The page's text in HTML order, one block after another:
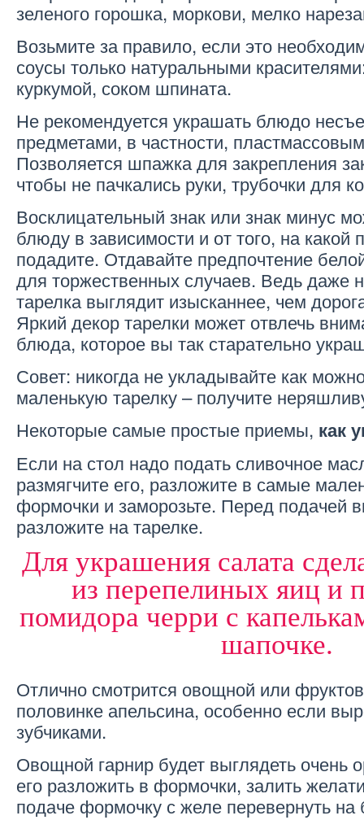
зеленого горошка, моркови, мелко
Возьмите за правило, если это
соусы только натуральными
куркумой, соком шпината.
Не рекомендуется украшать блюдо
предметами, в частности,
Позволяется шпажка для закрепления
чтобы не пачкались руки, трубочки для
Восклицательный знак или знак минус
блюду в зависимости и от того, на какой
подадите. Отдавайте предпочтение
для торжественных случаев. Ведь даже
тарелка выглядит изысканнее, чем
Яркий декор тарелки может отвлечь
блюда, которое вы так старательно
Совет: никогда не укладывайте как
маленькую тарелку – получите
Некоторые самые простые приемы, как
Если на стол надо подать сливочное
размягчите его, разложите в самые
формочки и заморозьте. Перед подачей
разложите на тарелке.
Для украшения салата
из перепелиных яиц и
помидора черри с
шапочке.
Отлично смотрится овощной или
половинке апельсина, особенно если
зубчиками.
Овощной гарнир будет выглядеть очень
его разложить в формочки, залить
подаче формочку с желе перевернуть